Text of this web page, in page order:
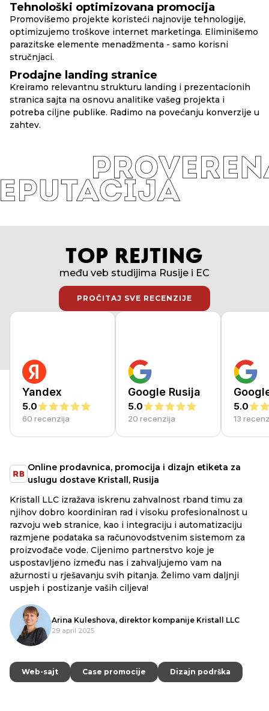
Tehnološki optimizovana promocija
Promovišemo projekte koristeći najnovije tehnologije,
optimizujemo troškove internet marketinga. Eliminišemo
parazitske elemente menadžmenta - samo korisni
stručnjaci.
Prodajne landing stranice
Kreiramo relevantnu strukturu landing i prezentacionih
stranica sajta na osnovu analitike vašeg projekta i
potreba ciljne publike. Radimo na povećanju konverzije u
zahtev.
TOP REJTING
među veb studijima Rusije i EC
PROČITAJ SVE RECENZIJE
PROČITAJ SVE RECENZIJE
Yandex
5.0
60 recenzija
Google Rusija
5.0
20 recenzija
5.0
13
Online prodavnica, promocija i dizajn etiketa za
uslugu dostave Kristall, Rusija
LLC izražava iskrenu zahvalnost rband timu za
dobro koordiniran rad i visoku profesionalnost u
web stranice, kao i integraciju i automatizaciju
podataka sa računovodstvenim sistemom za
vode. Cijenimo partnerstvo koje je
između nas i zahvaljujemo vam na
u rješavanju svih pitanja. Želimo vam daljnji
i postizanje vaših ciljeva!
Arina Kuleshova, direktor kompanije Kristall LLC
29 april 2025
sajt
sajt Case promocije
Case promocije Dizajn podrška
Dizajn podrška
njih